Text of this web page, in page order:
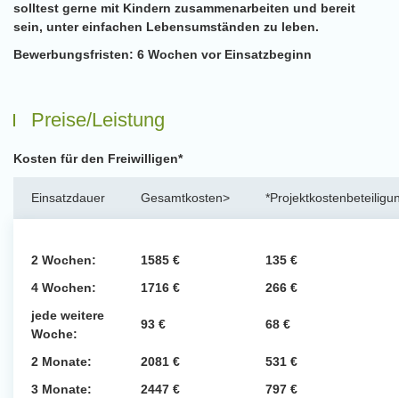
solltest gerne mit Kindern zusammenarbeiten und bereit
sein, unter einfachen Lebensumständen zu leben.
Bewerbungsfristen: 6 Wochen vor Einsatzbeginn
Preise/Leistung
Kosten für den Freiwilligen*
Einsatzdauer Gesamtkosten>
2 Wochen: 1585 €
135 €
4 Wochen:
1716 €
266 €
jede weitere
Woche:
93 € 68 €
2 Monate: 2081 €
531 €
3 Monate:
2447 €
797 €